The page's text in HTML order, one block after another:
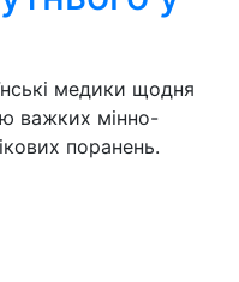
медики щодня
важких мінно-
поранень.